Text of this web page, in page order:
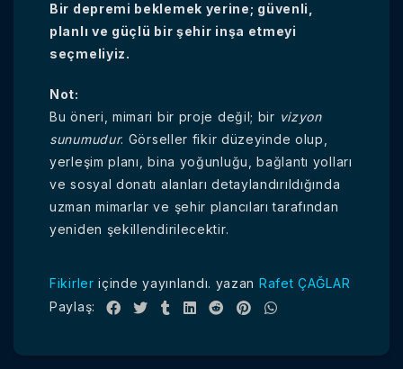
Bir depremi beklemek yerine; güvenli,
planlı ve güçlü bir şehir inşa etmeyi
seçmeliyiz.
Not:
Bu öneri, mimari bir proje değil; bir vizyon
sunumudur. Görseller fikir düzeyinde olup,
yerleşim planı, bina yoğunluğu, bağlantı yolları
ve sosyal donatı alanları detaylandırıldığında
uzman mimarlar ve şehir plancıları tarafından
yeniden şekillendirilecektir.
Fikirler içinde yayınlandı. yazan Rafet ÇAĞLAR
Paylaş: